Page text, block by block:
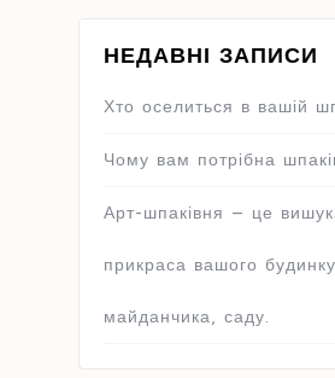
НЕДАВНІ ЗАПИСИ
Хто оселиться в вашій
Чому вам потрібна
Арт-шпаківня – це
прикраса вашого
майданчика, саду.